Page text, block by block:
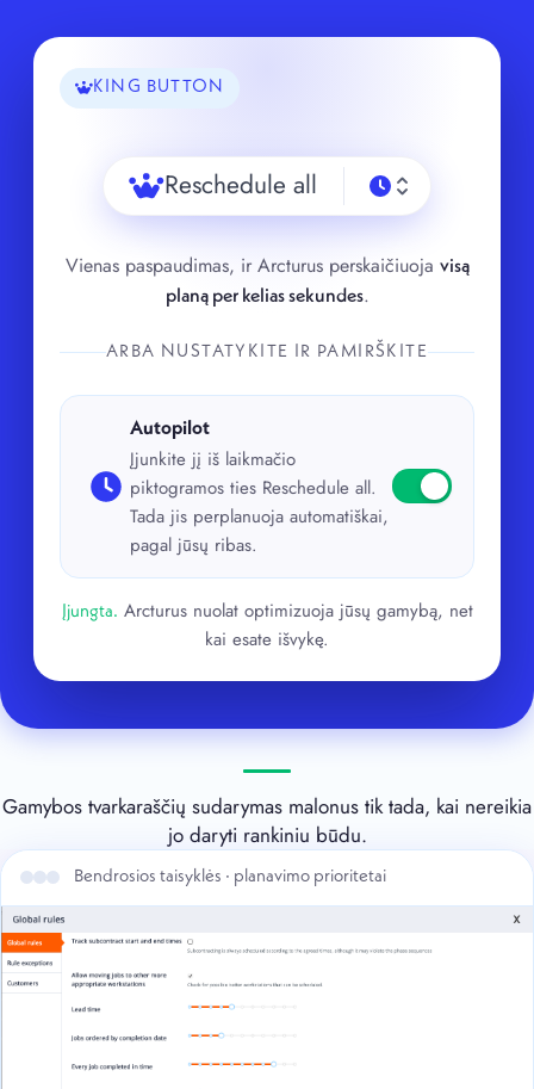
KING BUTTON
Reschedule all
Vienas paspaudimas, ir Arcturus perskaičiuoja visą
planą per kelias sekundes.
ARBA NUSTATYKITE IR PAMIRŠKITE
Autopilot
Įjunkite jį iš laikmačio
piktogramos ties Reschedule all.
Tada jis perplanuoja automatiškai,
pagal jūsų ribas.
Įjungta. Arcturus nuolat optimizuoja jūsų gamybą, net
kai esate išvykę.
Gamybos tvarkaraščių sudarymas malonus tik tada, kai nereikia
jo daryti rankiniu būdu.
Bendrosios taisyklės · planavimo prioritetai